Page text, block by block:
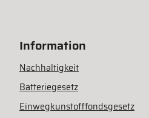
Information
Nachhaltigkeit
Batteriegesetz
Einwegkunstofffondsgesetz